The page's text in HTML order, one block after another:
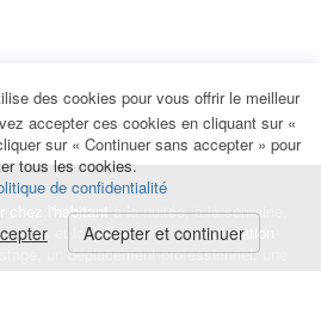
chez l'habitantà la nuitée, à la semaine,
courts et longs séjours, unecolocation
un déplacement professionnel, une
des cookies pour vous offrir le meilleur
accepter ces cookies en cliquant sur «
sur « Continuer sans accepter » pour
tous les cookies.
de confidentialité
Accepter et continuer